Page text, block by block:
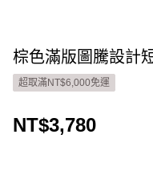
棕色滿版圖騰設計
超取滿NT$6,000免運
NT$3,780